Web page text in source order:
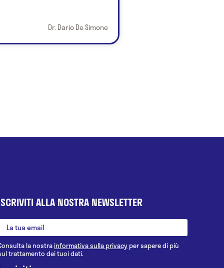
Dr. Dario De Simone
ALLA NOSTRA NEWSLETTER
la nostrainformativa sulla privacy per sapere di più
trattamento dei tuoi dati.